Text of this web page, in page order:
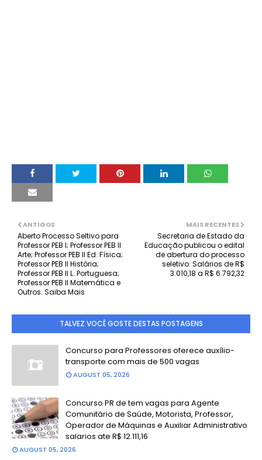
MAIS RECENTES
Secretaria de Estado da
Educação publicou o edital
de abertura do processo
seletivo. Salários de R$
3.010,18 a R$ 6.792,32
ANTIGOS
Aberto Processo Seltivo para
Professor PEB I; Professor PEB II
Arte; Professor PEB II Ed. Física;
Professor PEB II História;
Professor PEB II L. Portuguesa;
Professor PEB II Matemática e
Outros. Saiba Mais
TALVEZ VOCÊ GOSTE DESTAS POSTAGENS
Concurso para Professores oferece auxílio-
transporte com mais de 500 vagas
AUGUST 05, 2026
Concurso PR de tem vagas para Agente
Comunitário de Saúde, Motorista, Professor,
Operador de Máquinas e Auxiliar Administrativo
salarios ate R$ 12.111,16
AUGUST 05, 2026